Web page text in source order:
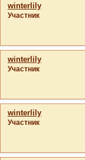
winterlily
Участник
winterlily
Участник
winterlily
Участник